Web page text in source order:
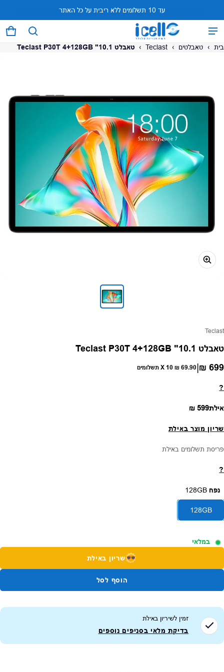
עד 10 תשלומים ללא ריבית על כל האתר
0 פריטים
המוצר נוסף לעגלה
לתשלום
בית › טאבלטים ›
Teclast
› טאבלט Teclast P30T 4+128GB "10.1
ספק:
Teclast
טאבלט Teclast P30T 4+128GB "10.1
מחיר רגיל
699 ₪
|
69.90 ₪ X 10 תשלומים
?
אילתמחיר רגיל
599 ₪
שריון מוצר באילת
פריסת תשלומים באילת
?
נפח 128GB
128GB
במלאי
שריון באילת
הוסף לסל
זמין לשיריון באילת
בדיקת מלאי בסניפים נוספים
על המוצר